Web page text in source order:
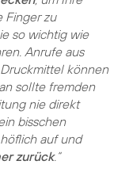
Finger zu
so wichtig wie
Anrufe aus
können
sollte fremden
nie direkt
bisschen
auf und
zurück.“